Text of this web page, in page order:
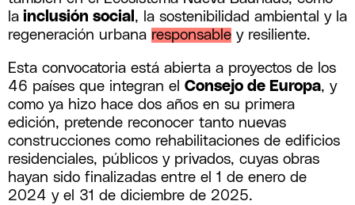
lainclusión social , la sostenibilidad ambiental y la
regeneración urbana responsabley resiliente.
Esta convocatoria está abierta a proyectos de los
46 países que integran el Consejo de Europa, y
como ya hizo hace dos años en su primera
edición, pretende reconocer tanto nuevas
construcciones como rehabilitaciones de edificios
residenciales, públicos y privados, cuyas obras
hayan sido finalizadas entre el 1 de enero de
2024 y el 31 de diciembre de 2025.